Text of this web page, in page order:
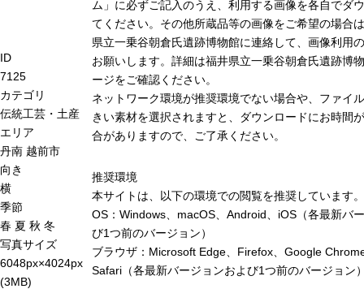
ID
7125
カテゴリ
伝統工芸・土産
エリア
丹南 越前市
向き
横
季節
春 夏 秋 冬
写真サイズ
6048px×4024px
(3MB)
ム」に必ずご記入のうえ、利用する画像を各自でダ
てください。その他所蔵品等の画像をご希望の場合
県立一乗谷朝倉氏遺跡博物館に連絡して、画像利用
お願いします。詳細は福井県立一乗谷朝倉氏遺跡博
ージをご確認ください。
ネットワーク環境が推奨環境でない場合や、ファイ
きい素材を選択されますと、ダウンロードにお時間
合がありますので、ご了承ください。
推奨環境
本サイトは、以下の環境での閲覧を推奨しています。
OS：Windows、macOS、Android、iOS（各最新バ
び1つ前のバージョン）
ブラウザ：Microsoft Edge、Firefox、Google
Safari（各最新バージョンおよび1つ前のバージョン